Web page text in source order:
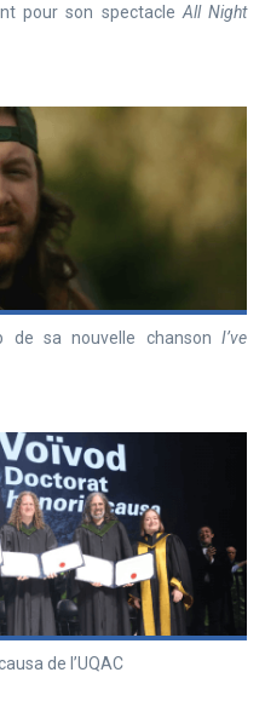
pour son spectacle All Night
de sa nouvelle chansonI’ve
de l’UQAC